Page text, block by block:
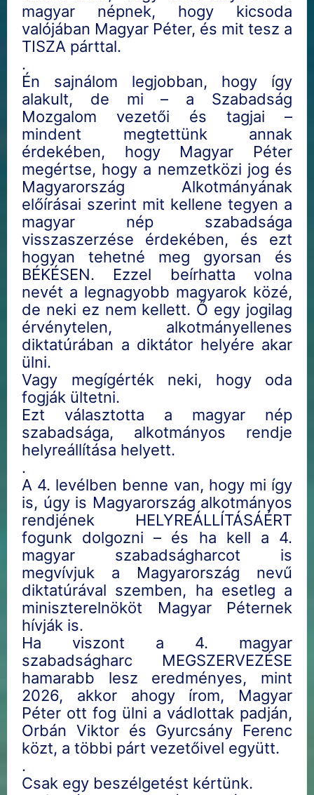
magyar népnek, hogy kicsoda
valójában Magyar Péter, és mit tesz a
TISZA párttal.
.
Én sajnálom legjobban, hogy így
alakult, de mi – a Szabadság
Mozgalom vezetői és tagjai –
mindent megtettünk annak
érdekében, hogy Magyar Péter
megértse, hogy a nemzetközi jog és
Magyarország Alkotmányának
előírásai szerint mit kellene tegyen a
magyar nép szabadsága
visszaszerzése érdekében, és ezt
hogyan tehetné meg gyorsan és
BÉKÉSEN. Ezzel beírhatta volna
nevét a legnagyobb magyarok közé,
de neki ez nem kellett. Ő egy jogilag
érvénytelen, alkotmányellenes
diktatúrában a diktátor helyére akar
ülni.
Vagy megígérték neki, hogy oda
fogják ültetni.
Ezt választotta a magyar nép
szabadsága, alkotmányos rendje
helyreállítása helyett.
.
A 4. levélben benne van, hogy mi így
is, úgy is Magyarország alkotmányos
rendjének HELYREÁLLÍTÁSÁÉRT
fogunk dolgozni – és ha kell a 4.
magyar szabadságharcot is
megvívjuk a Magyarország nevű
diktatúrával szemben, ha esetleg a
miniszterelnököt Magyar Péternek
hívják is.
Ha viszont a 4. magyar
szabadságharc MEGSZERVEZÉSE
hamarabb lesz eredményes, mint
2026, akkor ahogy írom, Magyar
Péter ott fog ülni a vádlottak padján,
Orbán Viktor és Gyurcsány Ferenc
közt, a többi párt vezetőivel együtt.
.
Csak egy beszélgetést kértünk.